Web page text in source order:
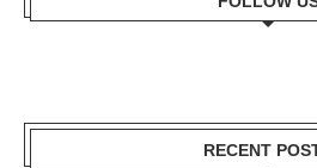
RECENT